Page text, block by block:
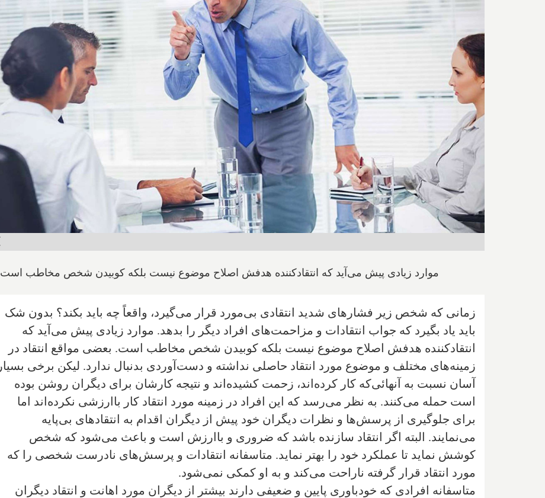
موارد زیادی پیش می‌آید که انتقاد‌کننده هدفش اصلاح موضوع نیست بلکه کوبیدن شخص مخاطب است
زمانی که شخص زیر فشارهای شدید انتقادی بی‌مورد قرار می‌گیرد، واقعاً چه باید بکند؟ بدون شک
باید یاد بگیرد که جواب انتقادات و مزاحمت‌های افراد دیگر را بدهد. موارد زیادی پیش می‌آید که
انتقاد‌کننده هدفش اصلاح موضوع نیست بلکه کوبیدن شخص مخاطب است. بعضی مواقع انتقاد در
زمینه‌های مختلف و موضوع مورد انتقاد حاصلی نداشته و دست‌آوردی بدنبال ندارد. لیکن برخی بسیار
آسان نسبت به آنهائی‌که کار کرده‌اند، زحمت کشیده‌اند و نتیجه کارشان برای دیگران روشن بوده
است حمله می‌کنند. به نظر می‌رسد که این افراد در زمینه مورد انتقاد کار باارزشی نکرده‌اند اما
برای جلوگیری از پرسش‌ها و نظرات دیگران خود پیش از دیگران اقدام به انتقادهای بی‌پایه
می‌نمایند. البته اگر انتقاد سازنده باشد که ضروری و با‌ارزش است و باعث می‌شود که شخص
کوشش نماید تا عملکرد خود را بهتر نماید. متاسفانه انتقادات و پرسش‌های نادرست شخصی را که
مورد انتقاد قرار گرفته ناراحت می‌کند و به او کمکی نمی‌شود.
متاسفانه افرادی که خود‌باوری پایین و ضعیفی دارند بیشتر از دیگران مورد اهانت و انتقاد دیگران